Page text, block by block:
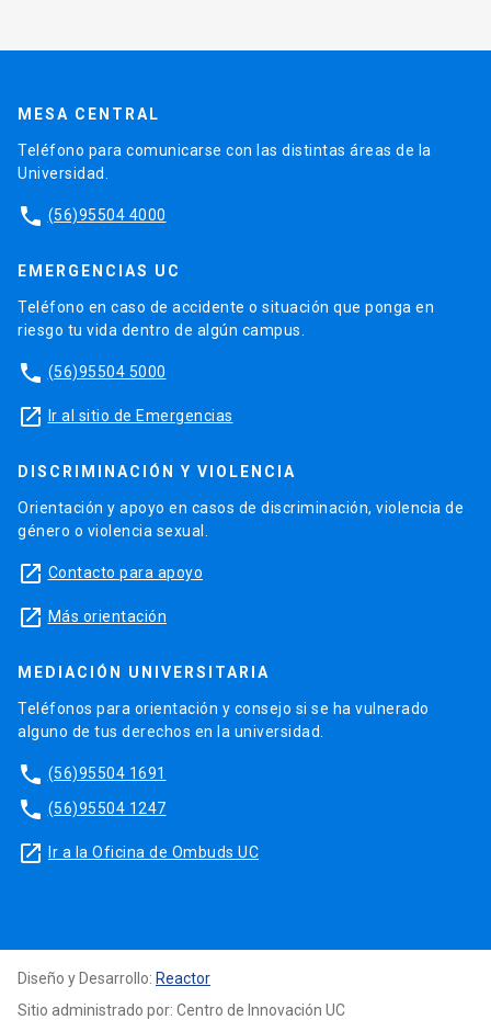
MESA CENTRAL
Teléfono para comunicarse con las distintas áreas de la
Universidad.
phone (56)95504 4000
EMERGENCIAS UC
Teléfono en caso de accidente o situación que ponga en
riesgo tu vida dentro de algún campus.
phone (56)95504 5000
launch Ir al sitio de Emergencias
DISCRIMINACIÓN Y VIOLENCIA
Orientación y apoyo en casos de discriminación, violencia de
género o violencia sexual.
launch Contacto para apoyo
launch Más orientación
MEDIACIÓN UNIVERSITARIA
Teléfonos para orientación y consejo si se ha vulnerado
alguno de tus derechos en la universidad.
phone (56)95504 1691
phone (56)95504 1247
launch Ir a la Oficina de Ombuds UC
Diseño y Desarrollo: Reactor
Sitio administrado por: Centro de Innovación UC